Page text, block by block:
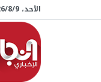
الأحد، 9/‏8/‏2026 10:50:41 صباحاً